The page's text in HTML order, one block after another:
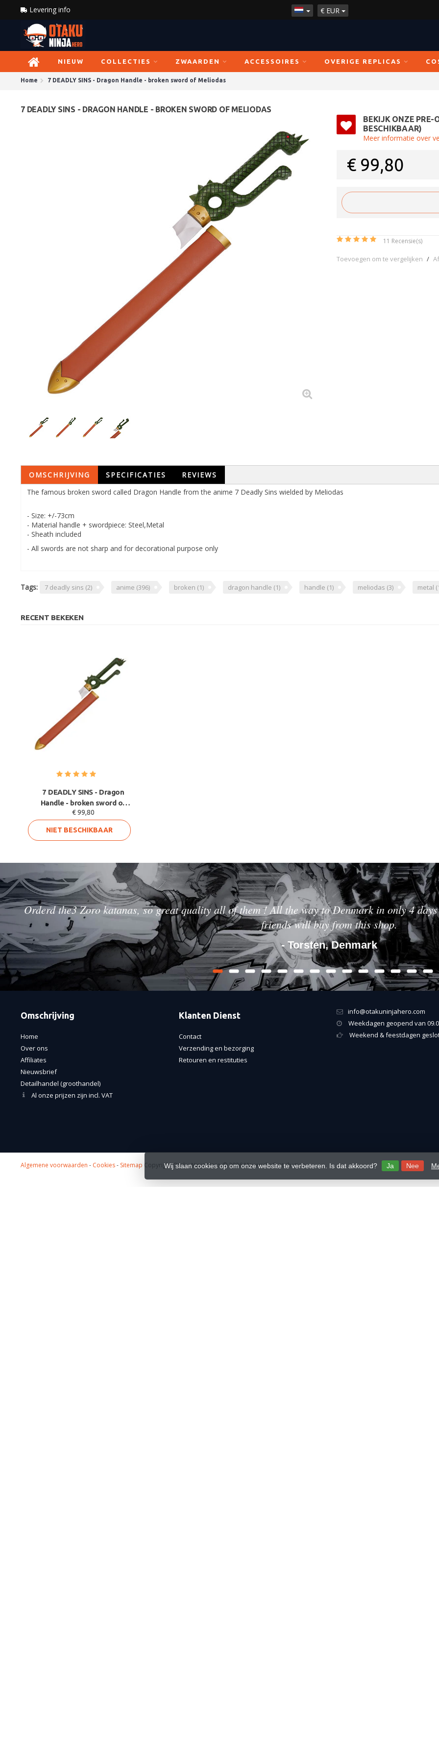
Levering info € EUR
NIEUW COLLECTIES ZWAARDEN ACCESSOIRES OVERIGE REPLICAS
Home 7 DEADLY SINS - Dragon Handle - broken sword of Meliodas
7 DEADLY SINS - DRAGON HANDLE - BROKEN SWORD OF MELIODAS
BEKIJK ONZE PRE-
BESCHIKBAAR)
Meer informatie over
€ 99,80
11 Recensie(s)
Toevoegen om te vergelijken /
OMSCHRIJVING SPECIFICATIES
REVIEWS
The famous broken sword called Dragon Handle from the anime 7 Deadly Sins wielded by Meliodas
- Size: +/-73cm
- Material handle + swordpiece: Steel,Metal
- Sheath included
- All swords are not sharp and for decorational purpose only
Tags: 7 deadly sins (2) anime (396) broken (1) dragon handle (1) handle (1) meliodas (3) metal
RECENT BEKEKEN
7 DEADLY SINS - Dragon
Handle - broken sword of
Meliodas
€ 99,80
NIET BESCHIKBAAR
Orderd the3 Zoro katanas, so great quality all of them ! All the way to Denmark in only 4
friends will buy from this shop.
- Torsten, Denmark
Omschrijving
Home
Over ons
Affiliates
Nieuwsbrief
Detailhandel (groothandel)
Al onze prijzen zijn incl. VAT
Klanten Dienst
Contact
Verzending en bezorging
Retouren en restituties
info@otakuninjahero.com
Weekdagen geopend van
Weekend & feestdagen
Wij slaan cookies op om onze website te verbeteren. Is dat akkoord? Ja Nee
Algemene voorwaarden - Cookies- Sitemap Copyright Otaku Ninja Hero © 2026 Mavericks Distribution